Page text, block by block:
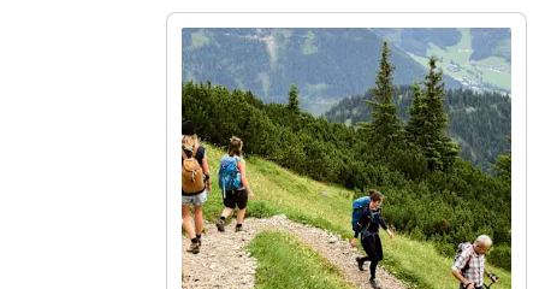
der Baleareninsel.